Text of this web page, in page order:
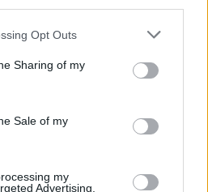
Opt Outs
Sharing of my
Sale of my
my
Advertising.
van ezekben a
09:57